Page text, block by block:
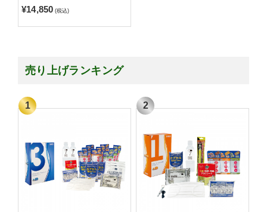
¥14,850 (税込)
売り上げランキング